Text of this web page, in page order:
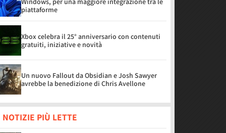
piattaforme
Xbox celebra il 25° anniversario con contenuti
gratuiti, iniziative e novità
Un nuovo Fallout da Obsidian e Josh Sawyer
avrebbe la benedizione di Chris Avellone
NOTIZIE PIÙ LETTE